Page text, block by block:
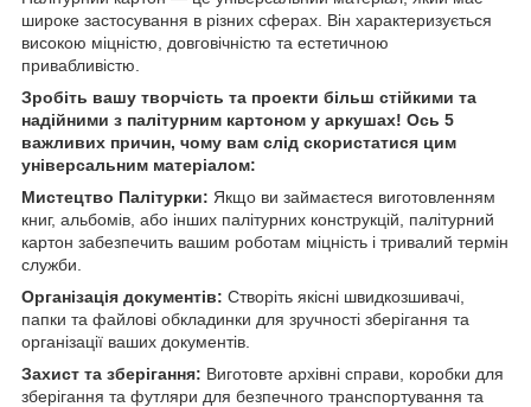
широке застосування в різних сферах. Він характеризується
високою міцністю, довговічністю та естетичною
привабливістю.
Зробіть вашу творчість та проекти більш стійкими та
надійними з палітурним картоном у аркушах! Ось 5
важливих причин, чому вам слід скористатися цим
універсальним матеріалом:
Мистецтво Палітурки: Якщо ви займаєтеся виготовленням
книг, альбомів, або інших палітурних конструкцій, палітурний
картон забезпечить вашим роботам міцність і тривалий термін
служби.
Організація документів: Створіть якісні швидкозшивачі,
папки та файлові обкладинки для зручності зберігання та
організації ваших документів.
Захист та зберігання: Виготовте архівні справи, коробки для
зберігання та футляри для безпечного транспортування та